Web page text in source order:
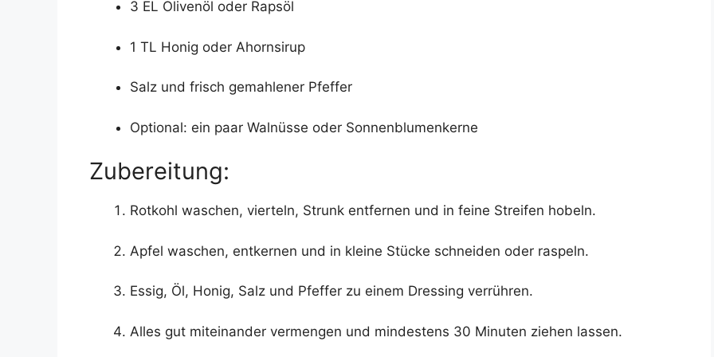
3 EL Olivenöl oder Rapsöl
1 TL Honig oder Ahornsirup
Salz und frisch gemahlener Pfeffer
Optional: ein paar Walnüsse oder Sonnenblumenkerne
Zubereitung:
Rotkohl waschen, vierteln, Strunk entfernen und in feine Streifen hobeln.
Apfel waschen, entkernen und in kleine Stücke schneiden oder raspeln.
Essig, Öl, Honig, Salz und Pfeffer zu einem Dressing verrühren.
Alles gut miteinander vermengen und mindestens 30 Minuten ziehen lassen.